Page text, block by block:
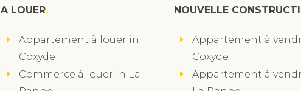
A LOUER
Appartement à louer in
Coxyde
Commerce à louer in La
NOUVELLE
Appartement à
Coxyde
Appartement à